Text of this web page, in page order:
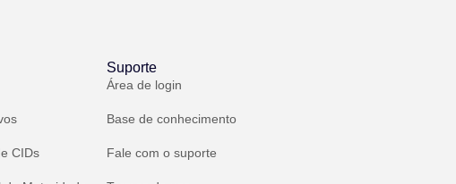
CIDs
Suporte
Área de login
Base de conhecimento
Fale com o suporte